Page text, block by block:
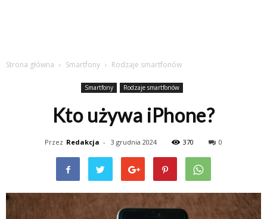
Strona główna Smartfony Rodzaje smartfonów
Smartfony Rodzaje smartfonów
Kto używa iPhone?
Przez Redakcja - 3 grudnia 2024 370 0